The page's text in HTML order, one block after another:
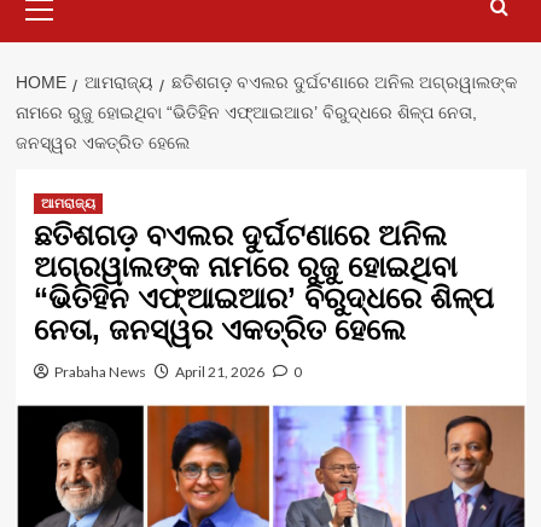
Menu
HOME ଆମରାଜ୍ୟ
ଛତିଶଗଡ଼ ବଏଲର ଦୁର୍ଘଟଣାରେ ଅନିଲ ଅଗ୍ରୱାଲଙ୍କ
ନାମରେ ରୁଜୁ ହୋଇଥିବା “ଭିତିହିନ ଏଫ୍‌ଆଇଆର’ ବିରୁଦ୍ଧରେ ଶିଳ୍ପ ନେତା,
ଜନସ୍ୱର ଏକତ୍ରିତ ହେଲେ
ଆମରାଜ୍ୟ
ଛତିଶଗଡ଼ ବଏଲର ଦୁର୍ଘଟଣାରେ ଅନିଲ
ଅଗ୍ରୱାଲଙ୍କ ନାମରେ ରୁଜୁ ହୋଇଥିବା
“ଭିତିହିନ ଏଫ୍‌ଆଇଆର’ ବିରୁଦ୍ଧରେ ଶିଳ୍ପ
ନେତା, ଜନସ୍ୱର ଏକତ୍ରିତ ହେଲେ
Prabaha News April 21, 2026 0